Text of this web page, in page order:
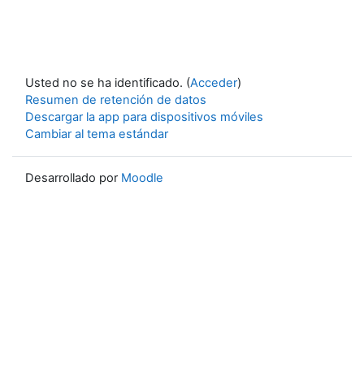
Usted no se ha identificado. (Acceder)
Resumen de retención de datos
Descargar la app para dispositivos móviles
Cambiar al tema estándar
Desarrollado por Moodle